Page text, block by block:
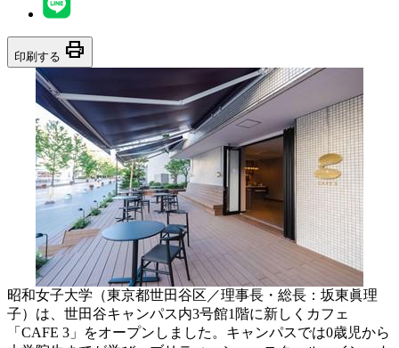
印刷する print
昭和女子大学（東京都世田谷区／理事長・総長：坂東眞理
子）は、世田谷キャンパス内3号館1階に新しくカフェ
「CAFE 3」をオープンしました。キャンパスでは0歳児から